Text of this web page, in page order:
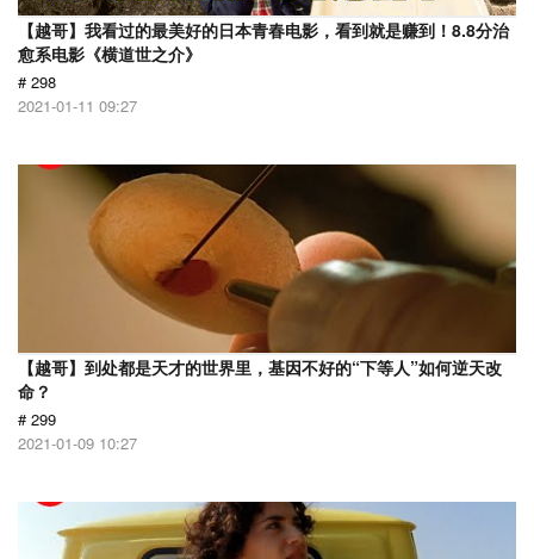
【越哥】我看过的最美好的日本青春电影，看到就是赚到！8.8分治
愈系电影《横道世之介》
# 298
2021-01-11 09:27
【越哥】到处都是天才的世界里，基因不好的“下等人”如何逆天改
命？
# 299
2021-01-09 10:27